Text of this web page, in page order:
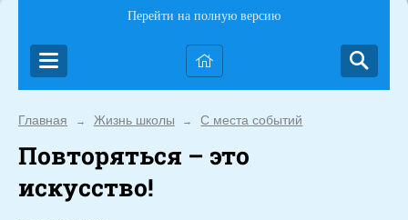
Перейти на полную версию
Главная → Жизнь школы → С места событий
Повторяться – это
искусство!